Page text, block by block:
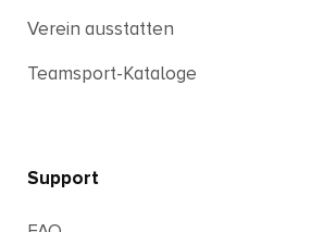
Verein ausstatten
Teamsport-Kataloge
Support